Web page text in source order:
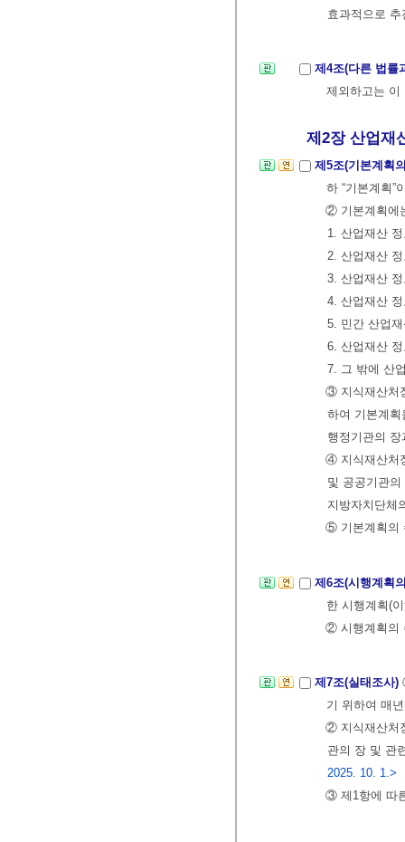
효과적으로
제4조(다른 법률
제외하고는 이
제2장 산업재산
제5조(기본계획
하 “기본계획
② 기본계획에
1. 산업재산
2. 산업재산
3. 산업재산
4. 산업재산
5. 민간 산업
6. 산업재산
7. 그 밖에 산
③ 지식재산처
하여 기본계
행정기관의
④ 지식재산처
및 공공기관
지방자치단체
⑤ 기본계획의
제6조(시행계획
한 시행계획(
② 시행계획의
제7조(실태조사)
기 위하여 매
② 지식재산처
관의 장 및 관
2025. 10. 1.>
③ 제1항에 따